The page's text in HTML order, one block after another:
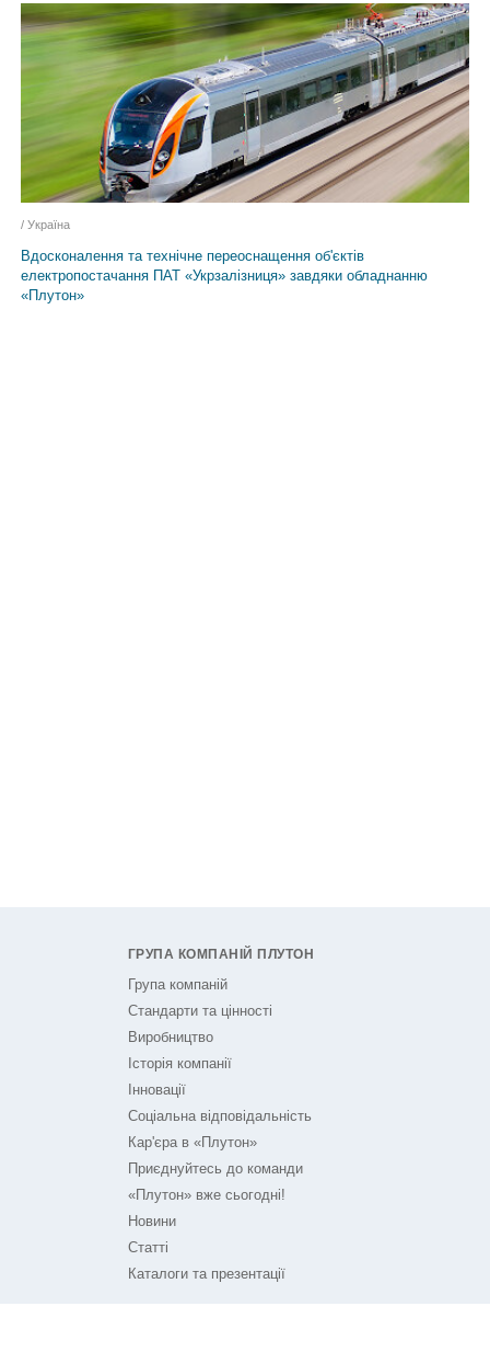
Вдосконалення та технічне переоснащення об'єктів
електропостачання ПАТ «Укрзалізниця» завдяки обладнанню
«Плутон»
/ Україна
ГРУПА КОМПАНІЙ ПЛУТОН
Група компаній
Стандарти та цінності
Виробництво
Історія компанії
Інновації
Соціальна відповідальність
Кар'єра в «Плутон»
Приєднуйтесь до команди
«Плутон» вже сьогодні!
Новини
Статті
Каталоги та презентації